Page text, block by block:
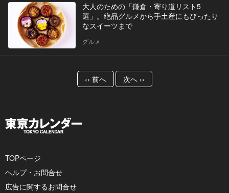
大人のための「鎌倉・寄り道リスト5
選」。絶品グルメから手土産にもぴったり
なスイーツまで
グルメ
‹‹ 前へ 次へ ››
TOPページ
ヘルプ・お問合せ
広告に関するお問合せ